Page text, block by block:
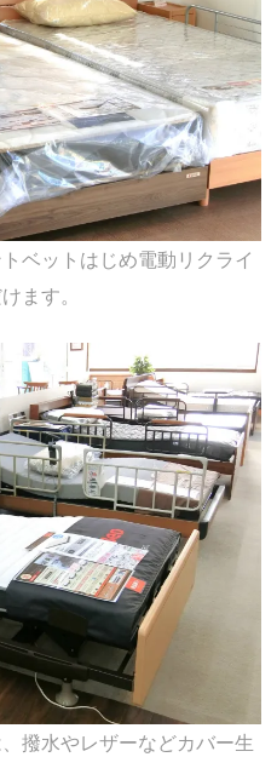
ベットはじめ電動リクライ
ます。
撥水やレザーなどカバー生